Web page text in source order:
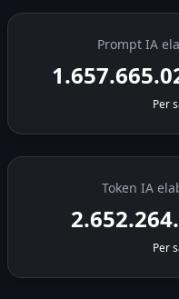
Prompt IA
Per
Token IA
Per